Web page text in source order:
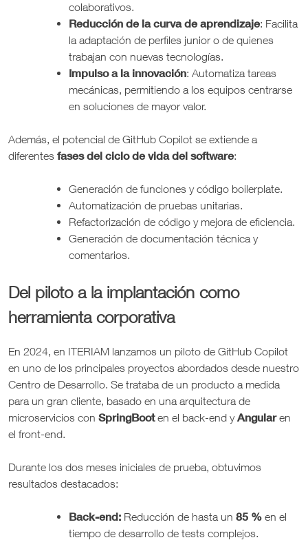
colaborativos.
Reducción de la curva de aprendizaje: Facilita
la adaptación de perfiles junior o de quienes
trabajan con nuevas tecnologías.
Impulso a la innovación: Automatiza tareas
mecánicas, permitiendo a los equipos centrarse
en soluciones de mayor valor.
Además, el potencial de GitHub Copilot se extiende a
diferentes fases del ciclo de vida del software:
Generación de funciones y código boilerplate.
Automatización de pruebas unitarias.
Refactorización de código y mejora de eficiencia.
Generación de documentación técnica y
comentarios.
Del piloto a la implantación como
herramienta corporativa
En 2024, en ITERIAM lanzamos un piloto de GitHub Copilot
en uno de los principales proyectos abordados desde nuestro
Centro de Desarrollo. Se trataba de un producto a medida
para un gran cliente, basado en una arquitectura de
microservicios con SpringBooten el back-end yAngularen
el front-end.
Durante los dos meses iniciales de prueba, obtuvimos
resultados destacados:
Back-end: Reducción de hasta un 85 % en el
tiempo de desarrollo de tests complejos.